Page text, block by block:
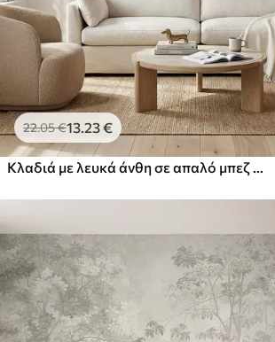
22.05€13.23€
Κλαδιά με λευκά άνθη σε απαλό μπεζ φόντο